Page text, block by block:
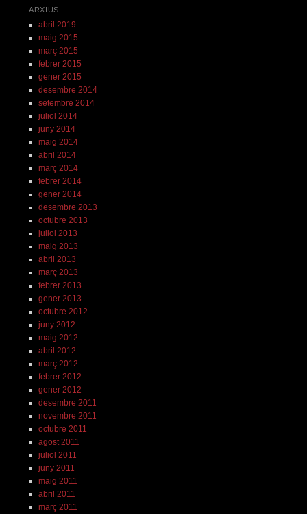
ARXIUS
abril 2019
maig 2015
març 2015
febrer 2015
gener 2015
desembre 2014
setembre 2014
juliol 2014
juny 2014
maig 2014
abril 2014
març 2014
febrer 2014
gener 2014
desembre 2013
octubre 2013
juliol 2013
maig 2013
abril 2013
març 2013
febrer 2013
gener 2013
octubre 2012
juny 2012
maig 2012
abril 2012
març 2012
febrer 2012
gener 2012
desembre 2011
novembre 2011
octubre 2011
agost 2011
juliol 2011
juny 2011
maig 2011
abril 2011
març 2011